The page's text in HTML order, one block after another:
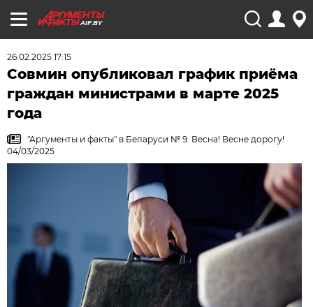
AIF.BY
26.02.2025 17:15
Совмин опубликовал график приёма
граждан министрами в марте 2025
года
"Аргументы и факты" в Беларуси № 9. Весна! Весне дорогу!
04/03/2025